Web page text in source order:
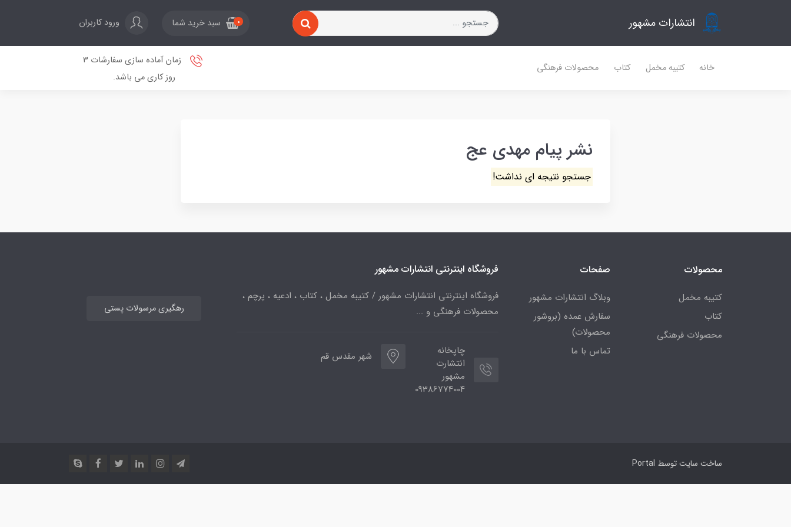
انتشارات مشهور 0 سبد خرید شما ورود کاربران
خانه کتیبه مخمل کتاب محصولات فرهنگی
زمان آماده سازی سفارشات 3
روز کاری می باشد.
نشر پیام مهدی عج
جستجو نتیجه ای نداشت!
محصولات
کتیبه مخمل
کتاب
محصولات فرهنگی
صفحات
وبلاگ انتشارات مشهور
سفارش عمده (بروشور
محصولات)
تماس با ما
فروشگاه اینترنتی انتشارات مشهور
فروشگاه اینترنتی انتشارات مشهور / کتیبه مخمل ، کتاب ، ادعیه ، پرچم ،
محصولات فرهنگی و ...
چاپخانه
انتشارت
مشهور
09386774004
شهر مقدس قم
رهگیری مرسولات پستی
ساخت سایت توسط Portal